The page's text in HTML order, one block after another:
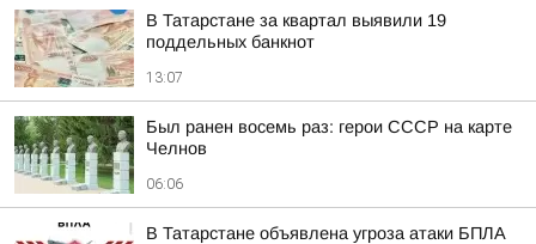
В Татарстане за квартал выявили 19
поддельных банкнот
13:07
Был ранен восемь раз: герои СССР на карте
Челнов
06:06
В Татарстане объявлена угроза атаки БПЛА